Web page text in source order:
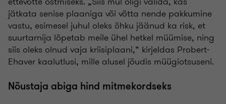
jätkata senise plaaniga või võtta nende pakkumine
vastu, esimesel juhul oleks õhku jäänud ka risk, et
suurtarnija lõpetab meile ühel hetkel müümise, ning
siis oleks olnud vaja kriisiplaani,“ kirjeldas Probert-
Ehaver kaalutlusi, mille alusel jõudis müügiotsuseni.
Nõustaja abiga hind mitmekordseks